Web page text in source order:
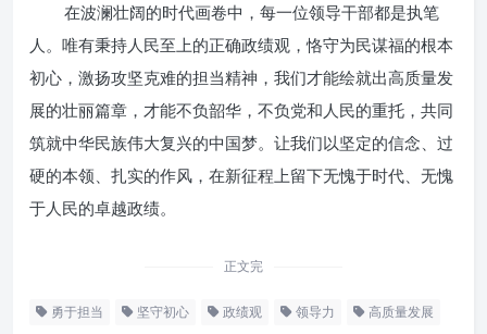
在波澜壮阔的时代画卷中，每一位领导干部都是执笔
人。唯有秉持人民至上的正确政绩观，恪守为民谋福的根本
初心，激扬攻坚克难的担当精神，我们才能绘就出高质量发
展的壮丽篇章，才能不负韶华，不负党和人民的重托，共同
筑就中华民族伟大复兴的中国梦。让我们以坚定的信念、过
硬的本领、扎实的作风，在新征程上留下无愧于时代、无愧
于人民的卓越政绩。
正文完
勇于担当 坚守初心 政绩观 领导力 高质量发展